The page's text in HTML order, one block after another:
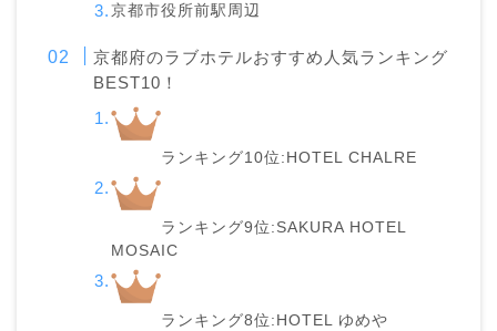
京都市役所前駅周辺
京都府のラブホテルおすすめ人気ランキング
BEST10！
ランキング10位:HOTEL CHALRE
ランキング9位:SAKURA HOTEL
MOSAIC
ランキング8位:HOTEL ゆめや